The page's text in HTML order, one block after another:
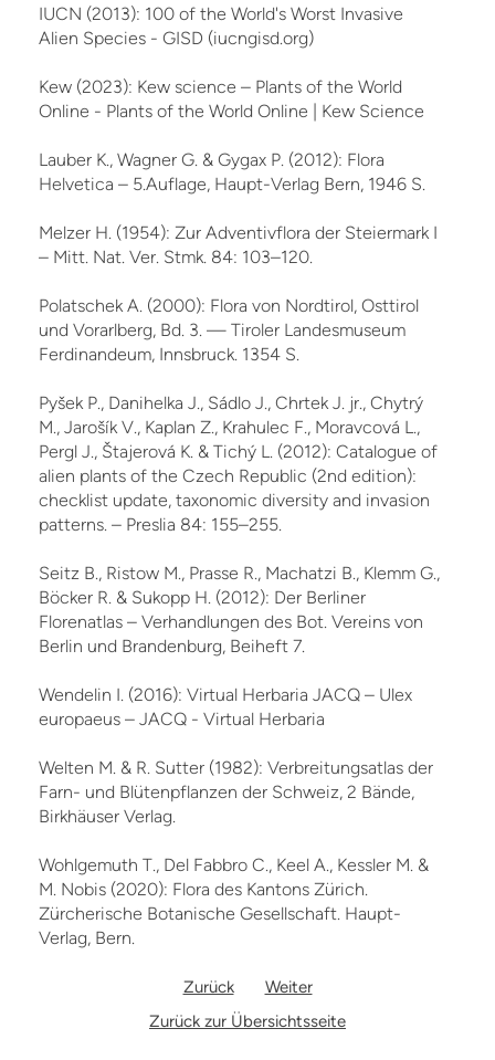
IUCN (2013): 100 of the World's Worst Invasive
Alien Species - GISD (iucngisd.org)
Kew (2023): Kew science – Plants of the World
Online - Plants of the World Online | Kew Science
Lauber K., Wagner G. & Gygax P. (2012): Flora
Helvetica – 5.Auflage, Haupt-Verlag Bern, 1946 S.
Melzer H. (1954): Zur Adventivflora der Steiermark I
– Mitt. Nat. Ver. Stmk. 84: 103–120.
Polatschek A. (2000): Flora von Nordtirol, Osttirol
und Vorarlberg, Bd. 3. — Tiroler Landesmuseum
Ferdinandeum, Innsbruck. 1354 S.
Pyšek P., Danihelka J., Sádlo J., Chrtek J. jr., Chytrý
M., Jarošík V., Kaplan Z., Krahulec F., Moravcová L.,
Pergl J., Štajerová K. & Tichý L. (2012): Catalogue of
alien plants of the Czech Re­public (2nd edition):
checklist update, taxonomic diversity and invasion
patterns. – Preslia 84: 155–255.
Seitz B., Ristow M., Prasse R., Machatzi B., Klemm G.,
Böcker R. & Sukopp H. (2012): Der Berliner
Florenatlas – Verhandlungen des Bot. Vereins von
Berlin und Brandenburg, Beiheft 7.
Wendelin I. (2016): Virtual Herbaria JACQ – Ulex
europaeus – JACQ - Virtual Herbaria
Welten M. & R. Sutter (1982): Verbreitungsatlas der
Farn- und Blütenpflanzen der Schweiz, 2 Bände,
Birkhäuser Verlag.
Wohlgemuth T., Del Fabbro C., Keel A., Kessler M. &
M. Nobis (2020): Flora des Kantons Zürich.
Zürcherische Botanische Gesellschaft. Haupt-
Verlag, Bern.
Zurück
Weiter
Zurück zur Übersichtsseite